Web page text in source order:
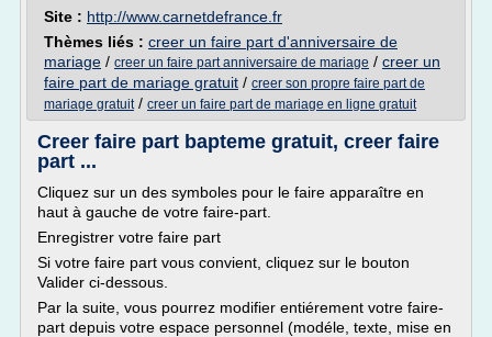
Site : http://www.carnetdefrance.fr
Thèmes liés : creer un faire part d'anniversaire de
mariage / creer un faire part anniversaire de mariage / creer un
faire part de mariage gratuit / creer son propre faire part de
mariage gratuit/ creer un faire part de mariage en ligne gratuit
Creer faire part bapteme gratuit, creer faire
part ...
Cliquez sur un des symboles pour le faire apparaître en
haut à gauche de votre faire-part.
Enregistrer votre faire part
Si votre faire part vous convient, cliquez sur le bouton
Valider ci-dessous.
Par la suite, vous pourrez modifier entiérement votre faire-
part depuis votre espace personnel (modéle, texte, mise en